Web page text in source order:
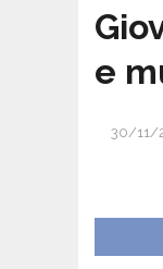
e
30/11/